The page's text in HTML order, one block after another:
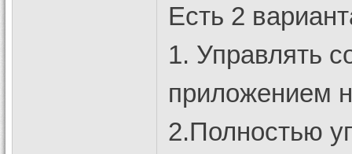
Есть 2
1. Управлять
приложением
2.Полностью